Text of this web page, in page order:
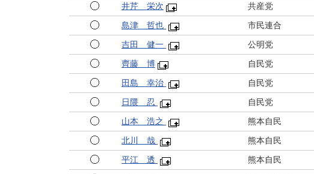
井芹 栄次 共産党
島津 哲也 市民連合
吉田 健一 公明党
齊藤 博 自民党
田島 幸治 自民党
日隈 忍 自民党
山本 浩之 熊本自民
北川 哉 熊本自民
平江 透 熊本自民